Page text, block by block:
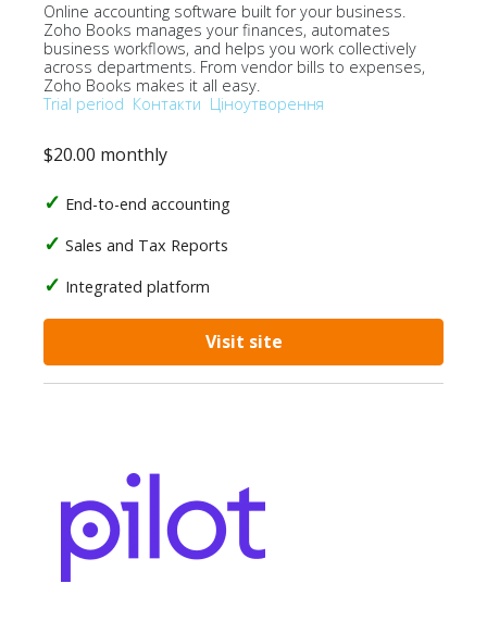
Online accounting software built for your business.
Zoho Books manages your finances, automates
business workflows, and helps you work collectively
across departments. From vendor bills to expenses,
Zoho Books makes it all easy.
Trial period Контакти Ціноутворення
$20.00 monthly
End-to-end accounting
Sales and Tax Reports
Integrated platform
Visit site